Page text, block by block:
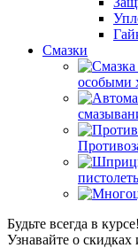
Смазки
особыми
Будьте всегда в курсе!
Узнавайте о